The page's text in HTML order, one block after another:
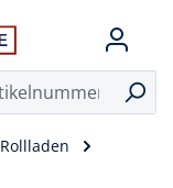
Rollladen